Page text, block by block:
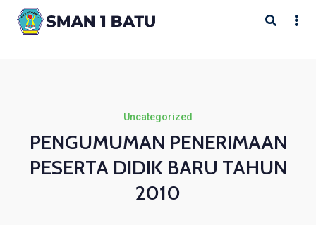
Uncategorized
PENGUMUMAN PENERIMAAN
PESERTA DIDIK BARU TAHUN
2010